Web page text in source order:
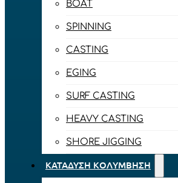
BOAT
SPINNING
CASTING
EGING
SURF CASTING
HEAVY CASTING
SHORE JIGGING
ΚΑΤΆΔΥΣΗ ΚΟΛΎΜΒΗΣΗ